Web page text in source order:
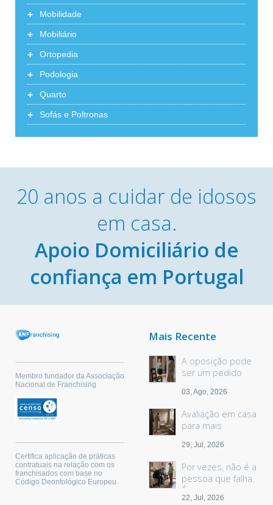
+ Mobilidade
+ Mobiliário
+ Ortopedia
+ Podologia
+ Quarto
+ Sofás e Poltronas
20 anos a cuidar de idosos
em casa.
Apoio Domiciliário de
confiança em Portugal
Membro fundador da Associação
Nacional de Franchising
Certifica aplicação de práticas
contratuais na relação com os
franchisados com base no
Código Deontológico Europeu.
Mais Recente
A oposição pode
ser um pedido
sem palavras
03, Ago, 2026
Avaliação em casa
para mais
29, Jul, 2026
Por vezes, não é a
pessoa que falha.
É o espaço.
22, Jul, 2026